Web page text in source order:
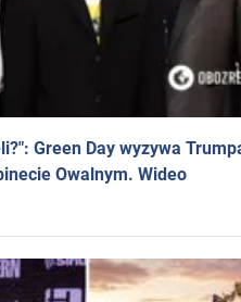
Green Day wyzywa
Owalnym. Wideo